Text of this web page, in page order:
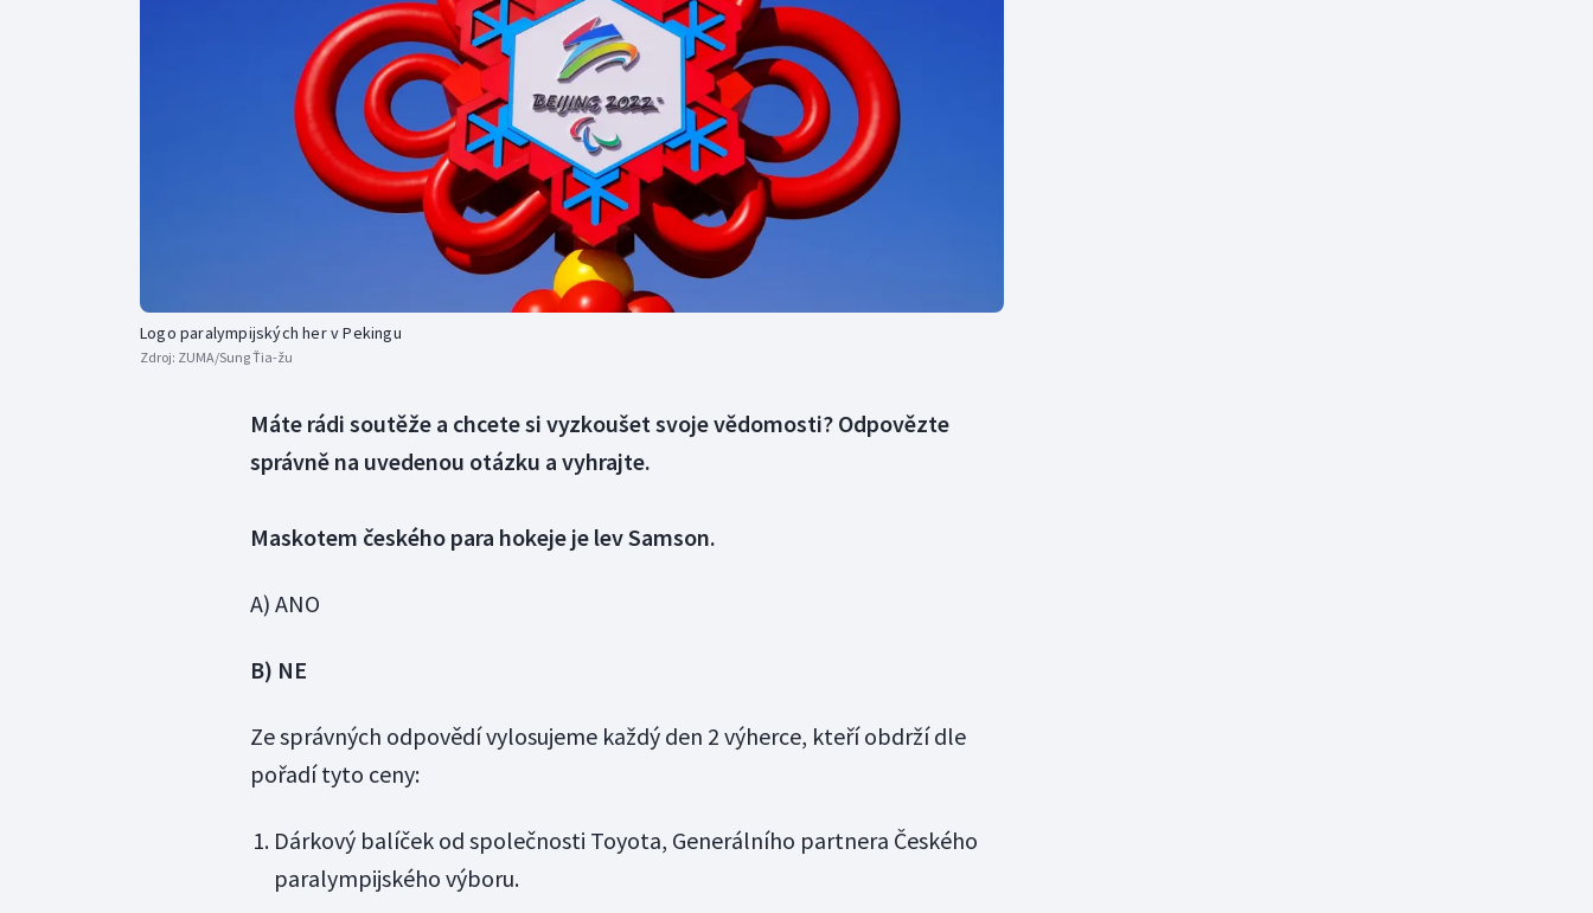
Curling
Dostihy
Florbal
Futsal
Moderní pětiboj
Motorsport
Olympijské hry
Parasport
Plavání
Plážový volejbal
Veslování
Vodní slalom
Volejbal
Logo paralympijských her v Pekingu
Zdroj: ZUMA/Sung Ťia-žu
Máte rádi soutěže a chcete si vyzkoušet svoje vědomosti? Odpovězte
správně na uvedenou otázku a vyhrajte.
Maskotem českého para hokeje je lev Samson.
A) ANO
B) NE
Ze správných odpovědí vylosujeme každý den 2 výherce, kteří obdrží dle
pořadí tyto ceny:
Dárkový balíček od společnosti Toyota, Generálního partnera Českého
paralympijského výboru.